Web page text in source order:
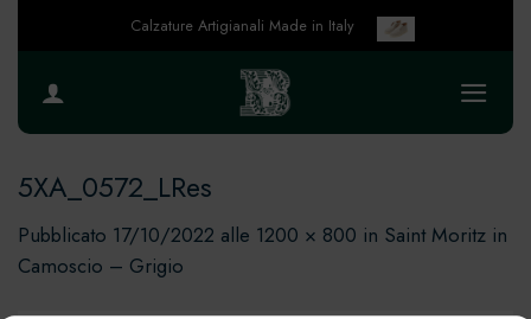
Calzature Artigianali Made in Italy
5XA_0572_LRes
Pubblicato 17/10/2022 alle 1200 × 800 in Saint Moritz in
Camoscio – Grigio